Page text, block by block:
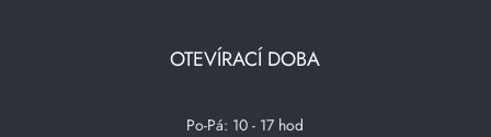
OTEVÍRACÍ DOBA
Po-Pá: 10 - 17 hod